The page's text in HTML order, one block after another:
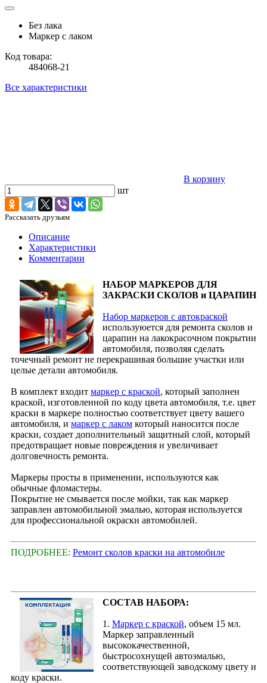
Без лака
Маркер с лаком
Код товара:
484068-21
Все характеристики
В корзину
шт
Рассказать друзьям
Описание
Характеристики
Комментарии
НАБОР МАРКЕРОВ ДЛЯ
ЗАКРАСКИ СКОЛОВ и ЦАРАПИН
Набор маркеров с автокраской
используюется для ремонта сколов и
царапин на лакокрасочном покрытии
автомобиля, позволяя сделать
точечный ремонт не перекрашивая большие участки или
целые детали автомобиля.
В комплект входит маркер с краской, который заполнен
краской, изготовленной по коду цвета автомобиля, т.е. цвет
краски в маркере полностью соответствует цвету вашего
автомобиля, и маркер с лаком который наносится после
краски, создает дополнительный защитный слой, который
предотвращает новые повреждения и увеличивает
долговечность ремонта.
Маркеры просты в применении, используются как
обычные фломастеры.
Покрытие не смывается после мойки, так как маркер
заправлен автомобильной эмалью, которая используется
для профессиональной окраски автомобилей.
ПОДРОБНЕЕ: Ремонт сколов краски на автомобиле
СОСТАВ НАБОРА:
1. Маркер с краской, объем 15 мл.
Маркер заправленный
высококачественной,
быстросохнущей автоэмалью,
соответствующей заводскому цвету и
коду краски.